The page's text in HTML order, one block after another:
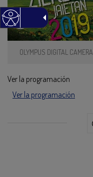
OLYMPUS DIGITAL CAMERA
Ver la programación
Ver la programación